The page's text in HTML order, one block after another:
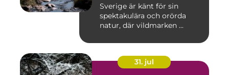
Sverige är känt för sin
spektakulära och orörda
natur, där vildmarken ...
31. jul